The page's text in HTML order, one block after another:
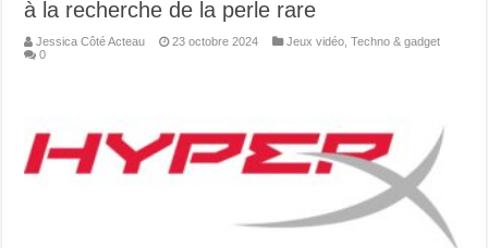
à la recherche de la perle rare
Jessica Côté Acteau 23 octobre 2024 Jeux vidéo ,Techno & gadget
0